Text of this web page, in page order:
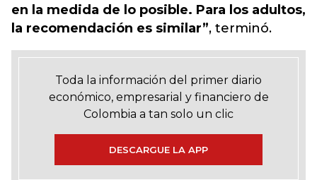
en la medida de lo posible. Para los adultos,
la recomendación es similar”, terminó.
Toda la información del primer diario
económico, empresarial y financiero de
Colombia a tan solo un clic
DESCARGUE LA APP